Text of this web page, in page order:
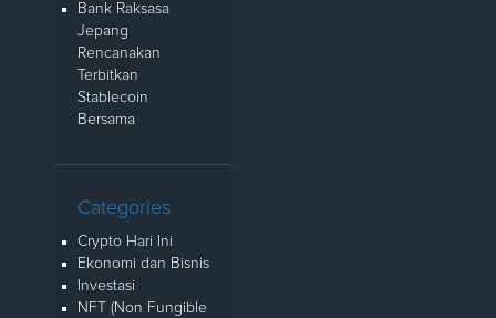
Bank Raksasa
Jepang
Rencanakan
Terbitkan
Stablecoin
Bersama
Categories
Crypto Hari Ini
Ekonomi dan Bisnis
Investasi
NFT (Non Fungible